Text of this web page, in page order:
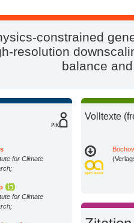
constrained
resolution
balance
for Climate
for Climate
Volltexte